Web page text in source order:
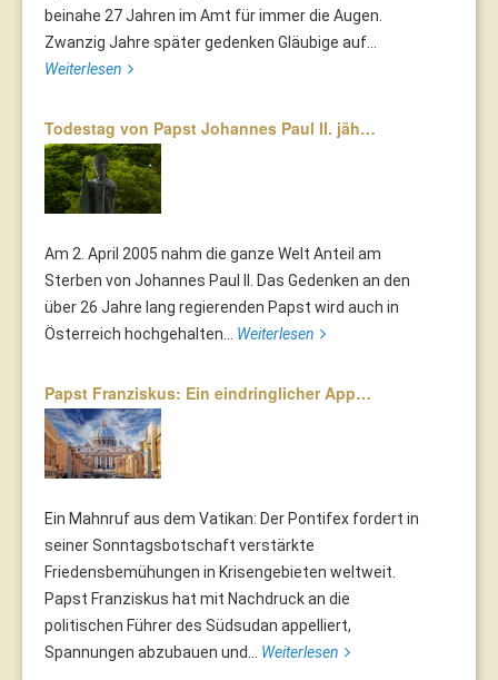
beinahe 27 Jahren im Amt für immer die Augen.
Zwanzig Jahre später gedenken Gläubige auf...
Weiterlesen
Todestag von Papst Johannes Paul II. jäh…
Am 2. April 2005 nahm die ganze Welt Anteil am
Sterben von Johannes Paul II. Das Gedenken an den
über 26 Jahre lang regierenden Papst wird auch in
Österreich hochgehalten... Weiterlesen
Papst Franziskus: Ein eindringlicher App…
Ein Mahnruf aus dem Vatikan: Der Pontifex fordert in
seiner Sonntagsbotschaft verstärkte
Friedensbemühungen in Krisengebieten weltweit.
Papst Franziskus hat mit Nachdruck an die
politischen Führer des Südsudan appelliert,
Spannungen abzubauen und... Weiterlesen